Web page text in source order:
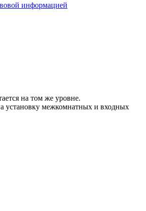
информацией
на том же уровне.
установку межкомнатных и входных